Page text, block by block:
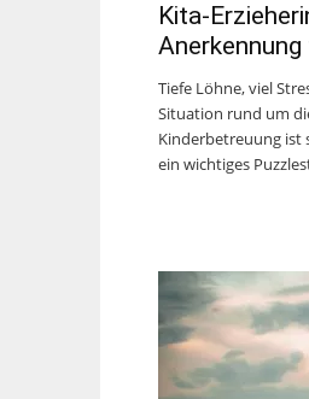
Kita-
Tiefe Löhne, viel
Situation rund um
Kinderbetreuung ist
ein wichtiges